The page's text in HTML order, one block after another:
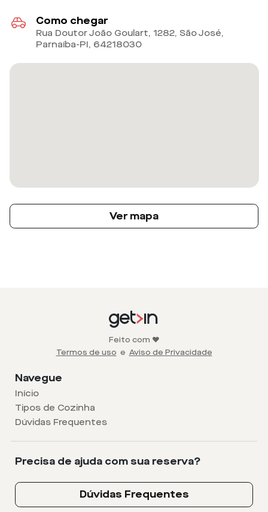
Como chegar
Rua Doutor João Goulart, 1282, São José,
Parnaíba-PI, 64218030
Ver mapa
Feito com ❤️
Termos de uso e Aviso de Privacidade
Navegue
Início
Tipos de Cozinha
Dúvidas Frequentes
Precisa de ajuda com sua reserva?
Dúvidas Frequentes